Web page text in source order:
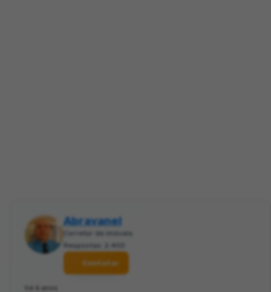
Abravanel
Corretor de imóveis
Respostas: 2.400
Contatar
há 6 anos